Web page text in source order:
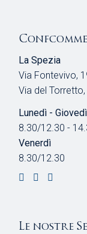
La Spezia
Via Fontevivo,
Via del Torretto,
Lunedì - Giovedì
8.30/12.30 -
Venerdì
8.30/12.30
Le nostre